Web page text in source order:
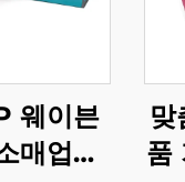
웨이븐
매업을
맞
품